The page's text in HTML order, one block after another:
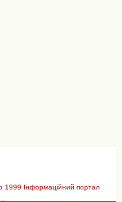
1999 Інформаційний портал